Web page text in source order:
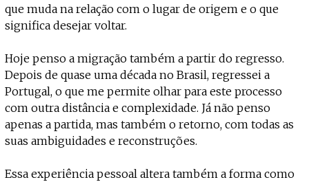
que muda na relação com o lugar de origem e o que
significa desejar voltar.
Hoje penso a migração também a partir do regresso.
Depois de quase uma década no Brasil, regressei a
Portugal, o que me permite olhar para este processo
com outra distância e complexidade. Já não penso
apenas a partida, mas também o retorno, com todas as
suas ambiguidades e reconstruções.
Essa experiência pessoal altera também a forma como